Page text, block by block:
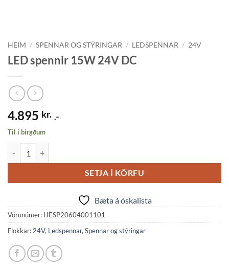
HEIM / SPENNAR OG STÝRINGAR / LEDSPENNAR / 24V
LED spennir 15W 24V DC
4.895 kr. .-
Til í birgðum
SETJA Í KÖRFU
Bæta á óskalista
Vörunúmer: HESP20604001101
Flokkar: 24V, Ledspennar, Spennar og stýringar